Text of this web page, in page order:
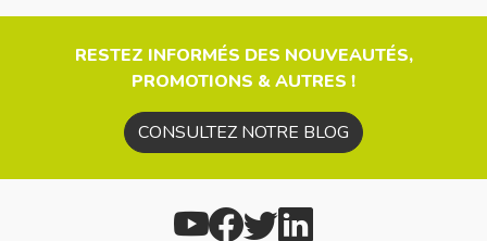
RESTEZ INFORMÉS DES NOUVEAUTÉS,
PROMOTIONS & AUTRES !
CONSULTEZ NOTRE BLOG